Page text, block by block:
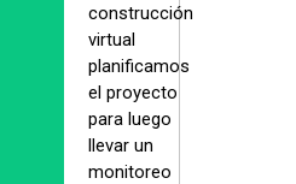
construcción
virtual
planificamos
el proyecto
para luego
llevar un
monitoreo